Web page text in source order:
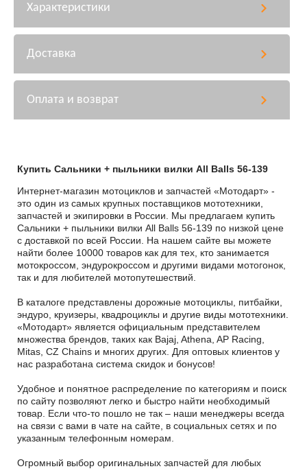
Характеристики
Доставка
Оплата и возврат
Купить Сальники + пыльники вилки All Balls 56-139
Интернет-магазин мотоциклов и запчастей «Мотодарт» -
это один из самых крупных поставщиков мототехники,
запчастей и экипировки в России. Мы предлагаем купить
Сальники + пыльники вилки All Balls 56-139 по низкой цене
с доставкой по всей России. На нашем сайте вы можете
найти более 10000 товаров как для тех, кто занимается
мотокроссом, эндурокроссом и другими видами мотогонок,
так и для любителей мотопутешествий.
В каталоге представлены дорожные мотоциклы, питбайки,
эндуро, круизеры, квадроциклы и другие виды мототехники.
«Мотодарт» является официальным представителем
множества брендов, таких как Bajaj, Athena, AP Racing,
Mitas, CZ Chains и многих других. Для оптовых клиентов у
нас разработана система скидок и бонусов!
Удобное и понятное распределение по категориям и поиск
по сайту позволяют легко и быстро найти необходимый
товар. Если что-то пошло не так – наши менеджеры всегда
на связи с вами в чате на сайте, в социальных сетях и по
указанным телефонным номерам.
Огромный выбор оригинальных запчастей для любых